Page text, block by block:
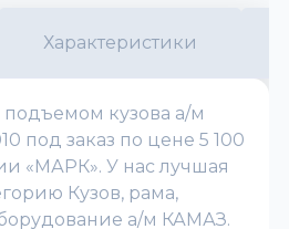
Характеристики
кузова а/м
под заказ по цене 5 100
«МАРК». У нас лучшая
Кузов, рама,
а/м КАМАЗ.